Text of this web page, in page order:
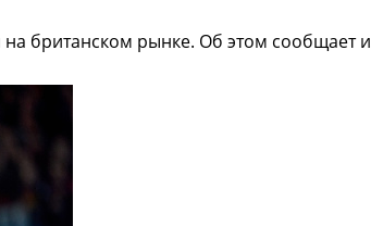
британском рынке. Об этом сообщает